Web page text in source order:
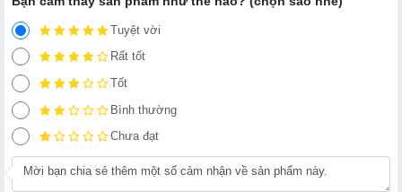
Tuyệt vời
Rất tốt
Tốt
Bình thường
Chưa đạt